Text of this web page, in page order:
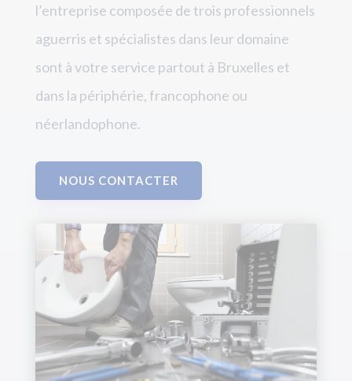
l’entreprise composée de trois professionnels
aguerris et spécialistes dans leur domaine
sont à votre service partout à Bruxelles et
dans la périphérie, francophone ou
néerlandophone.
NOUS CONTACTER